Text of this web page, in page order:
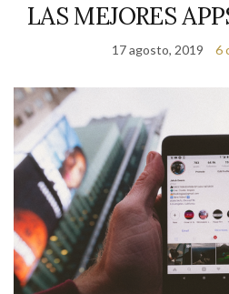
LAS MEJORES
17 agosto, 2019 6